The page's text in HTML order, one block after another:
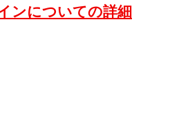
ンについての詳細